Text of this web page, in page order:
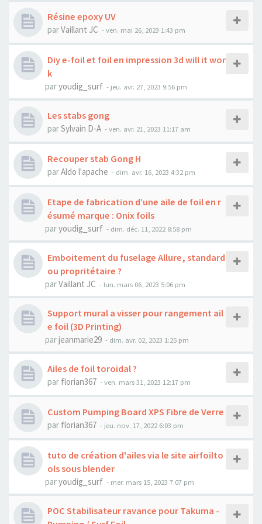
Résine epoxy UV
parVaillant JC -ven. mai 26, 2023 1:43 pm
Diy e-foil et foil en impression 3d will it wor
k
paryoudig_surf - jeu. avr. 27, 2023 9:56 pm
Les stabs gong
parSylvain D-A -ven. avr. 21, 2023 11:17 am
Recouper stab Gong H
parAldo l'apache - dim. avr. 16, 2023 4:32 pm
Etape de fabrication d’une aile de foil en r
ésumé marque : Onix foils
paryoudig_surf - dim. déc. 11, 2022 8:58 pm
Emboitement du fuselage Allure, standard
ou propritétaire ?
parVaillant JC - lun. mars 06, 2023 5:06 pm
Support mural a visser pour rangement ail
e foil (3D Printing)
parjeanmarie29 - dim. avr. 02, 2023 1:25 pm
Ailes de foil toroidal ?
par florian367 -ven. mars 31, 2023 12:17 pm
Custom Pumping Board XPS Fibre de Verre
par florian367 - jeu. nov. 17, 2022 6:03 pm
tuto de création d'ailes via le site airfoilto
ols sous blender
paryoudig_surf - mer. mars 15, 2023 7:07 pm
POC Stabilisateur ravance pour Takuma -